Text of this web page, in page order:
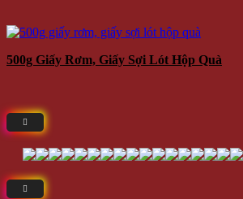
500g Giấy Rơm, Giấy Sợi Lót Hộp Quà